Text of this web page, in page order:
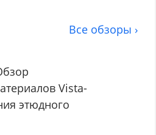
Все обзоры ›
Vista-
этюдного